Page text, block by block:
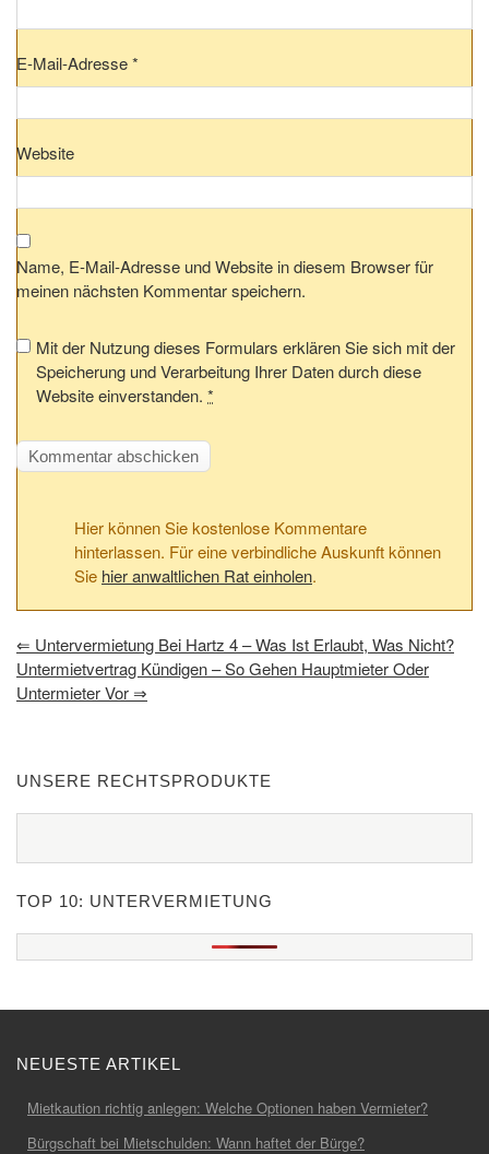
E-Mail-Adresse*
Website
Name, E-Mail-Adresse und Website in diesem Browser für
meinen nächsten Kommentar speichern.
Mit der Nutzung dieses Formulars erklären Sie sich mit der
Speicherung und Verarbeitung Ihrer Daten durch diese
Website einverstanden. *
Hier können Sie kostenlose Kommentare
hinterlassen. Für eine verbindliche Auskunft können
Sie hier anwaltlichen Rat einholen.
⇐ Untervermietung Bei Hartz 4 – Was Ist Erlaubt, Was Nicht?
Untermietvertrag Kündigen – So Gehen Hauptmieter Oder
Untermieter Vor⇒
UNSERE RECHTSPRODUKTE
TOP 10: UNTERVERMIETUNG
NEUESTE ARTIKEL
Mietkaution richtig anlegen: Welche Optionen haben Vermieter?
Bürgschaft bei Mietschulden: Wann haftet der Bürge?